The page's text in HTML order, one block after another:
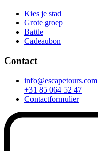
Kies je stad
Grote groep
Battle
Cadeaubon
Contact
info@escapetours.com
+31 85 064 52 47
Contactformulier